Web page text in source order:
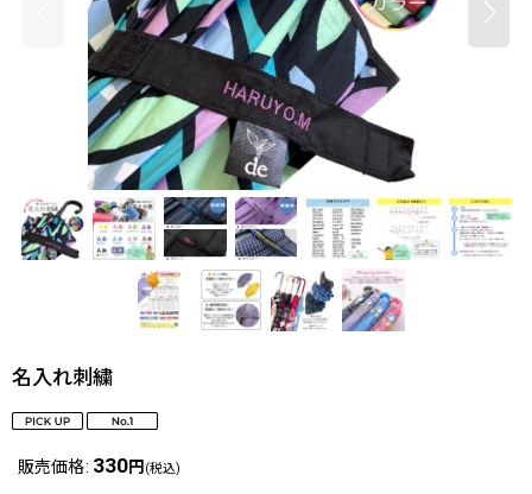
名入れ刺繍
販売価格: 330円 (税込)